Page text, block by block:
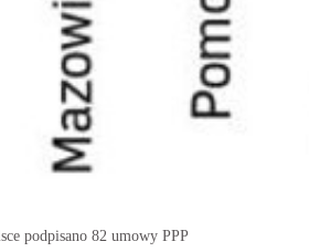
podpisano 82 umowy PPP